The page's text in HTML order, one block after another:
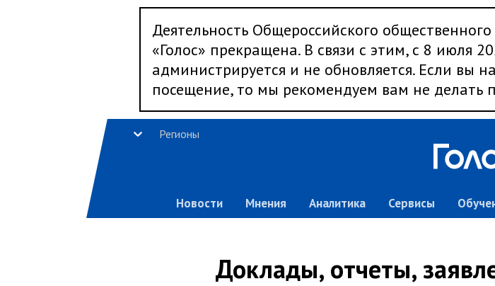
Деятельность Общероссийского
«Голос» прекращена. В связи с этим, с 8 июля
администрируется и не обновляется. Если вы
посещение, то мы рекомендуем вам не делать
Регионы
Новости Мнения Аналитика Сервисы
Доклады, отчеты,